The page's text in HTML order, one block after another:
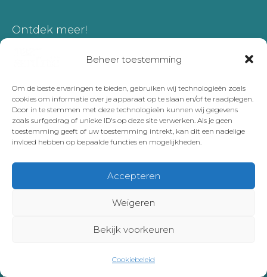
Beheer toestemming
Om de beste ervaringen te bieden, gebruiken wij technologieën zoals
cookies om informatie over je apparaat op te slaan en/of te raadplegen.
Door in te stemmen met deze technologieën kunnen wij gegevens
zoals surfgedrag of unieke ID's op deze site verwerken. Als je geen
toestemming geeft of uw toestemming intrekt, kan dit een nadelige
invloed hebben op bepaalde functies en mogelijkheden.
Accepteren
Weigeren
Bekijk voorkeuren
Cookiebeleid
Ontdek meer!
naar nog veel meer plekken en daar
schrijven we ook over.
Dit is ons reisblog
Heb je vragen, opmerkingen of tips? Je kan
ons bereiken ophoi@waarzijnze.nl
Lissabon